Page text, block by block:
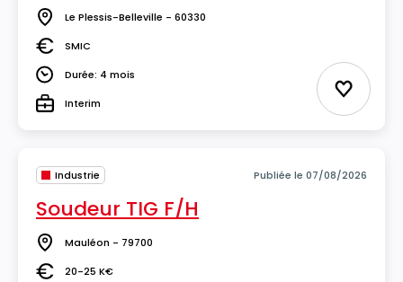
Lieu Le Plessis-Belleville - 60330
Salaire
SMIC
DuréeDurée: 4 mois
TypeInterim Ajouter
Industrie Publiée le 07/08/2026
Soudeur TIG F/H
Lieu Mauléon - 79700
20-25 K€